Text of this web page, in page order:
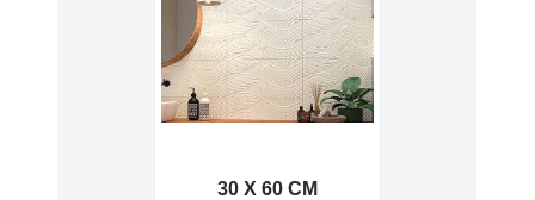
30 X 60 CM